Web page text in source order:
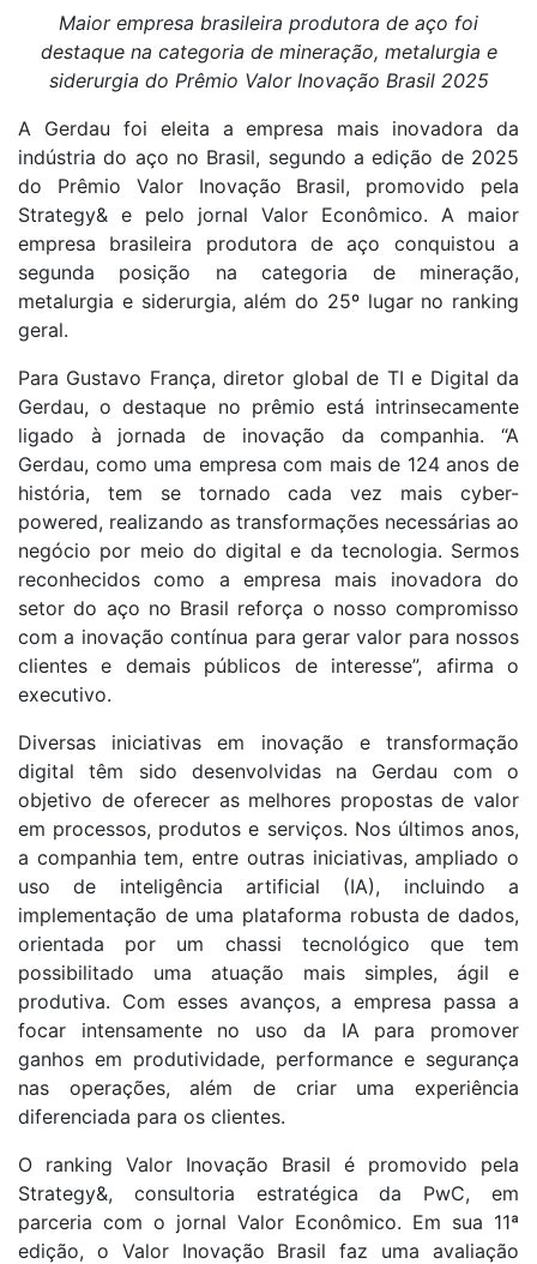
Maior empresa brasileira produtora de aço foi
destaque na categoria de mineração, metalurgia e
siderurgia do Prêmio Valor Inovação Brasil 2025
A Gerdau foi eleita a empresa mais inovadora da
indústria do aço no Brasil, segundo a edição de 2025
do Prêmio Valor Inovação Brasil, promovido pela
Strategy& e pelo jornal Valor Econômico. A maior
empresa brasileira produtora de aço conquistou a
segunda posição na categoria de mineração,
metalurgia e siderurgia, além do 25º lugar no ranking
geral.
Para Gustavo França, diretor global de TI e Digital da
Gerdau, o destaque no prêmio está intrinsecamente
ligado à jornada de inovação da companhia. “A
Gerdau, como uma empresa com mais de 124 anos de
história, tem se tornado cada vez mais cyber-
powered, realizando as transformações necessárias ao
negócio por meio do digital e da tecnologia. Sermos
reconhecidos como a empresa mais inovadora do
setor do aço no Brasil reforça o nosso compromisso
com a inovação contínua para gerar valor para nossos
clientes e demais públicos de interesse”, afirma o
executivo.
Diversas iniciativas em inovação e transformação
digital têm sido desenvolvidas na Gerdau com o
objetivo de oferecer as melhores propostas de valor
em processos, produtos e serviços. Nos últimos anos,
a companhia tem, entre outras iniciativas, ampliado o
uso de inteligência artificial (IA), incluindo a
implementação de uma plataforma robusta de dados,
orientada por um chassi tecnológico que tem
possibilitado uma atuação mais simples, ágil e
produtiva. Com esses avanços, a empresa passa a
focar intensamente no uso da IA para promover
ganhos em produtividade, performance e segurança
nas operações, além de criar uma experiência
diferenciada para os clientes.
O ranking Valor Inovação Brasil é promovido pela
Strategy&, consultoria estratégica da PwC, em
parceria com o jornal Valor Econômico. Em sua 11ª
edição, o Valor Inovação Brasil faz uma avaliação